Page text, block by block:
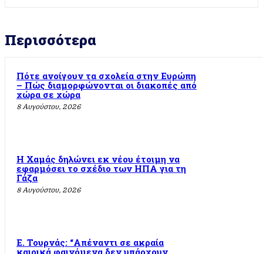
Περισσότερα
Πότε ανοίγουν τα σχολεία στην Ευρώπη
– Πώς διαμορφώνονται οι διακοπές από
χώρα σε χώρα
8 Αυγούστου, 2026
Η Χαμάς δηλώνει εκ νέου έτοιμη να
εφαρμόσει το σχέδιο των ΗΠΑ για τη
Γάζα
8 Αυγούστου, 2026
Ε. Τουρνάς: “Απέναντι σε ακραία